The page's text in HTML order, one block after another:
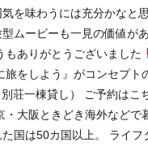
を味わうには充分かなと
ムービーも一見の価値が
もありがとうございました
をしよう』がコンセプト
荘一棟貸し） ご予約は
大阪ときどき海外など
国は50カ国以上。 ライ